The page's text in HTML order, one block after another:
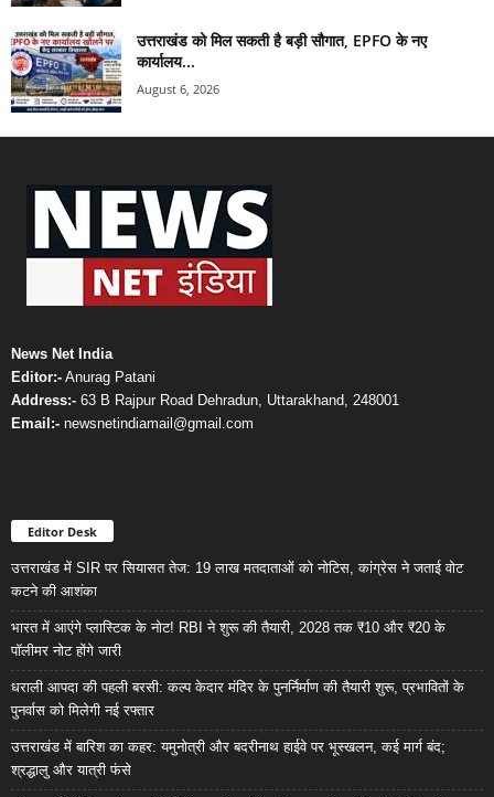
उत्तराखंड को मिल सकती है बड़ी सौगात, EPFO के नए
कार्यालय...
August 6, 2026
News Net India
Editor:- Anurag Patani
Address:- 63 B Rajpur Road Dehradun, Uttarakhand, 248001
Email:- newsnetindiamail@gmail.com
Editor Desk
उत्तराखंड में SIR पर सियासत तेज: 19 लाख मतदाताओं को नोटिस, कांग्रेस ने जताई वोट
कटने की आशंका
भारत में आएंगे प्लास्टिक के नोट! RBI ने शुरू की तैयारी, 2028 तक ₹10 और ₹20 के
पॉलीमर नोट होंगे जारी
धराली आपदा की पहली बरसी: कल्प केदार मंदिर के पुनर्निर्माण की तैयारी शुरू, प्रभावितों के
पुनर्वास को मिलेगी नई रफ्तार
उत्तराखंड में बारिश का कहर: यमुनोत्री और बदरीनाथ हाईवे पर भूस्खलन, कई मार्ग बंद;
श्रद्धालु और यात्री फंसे